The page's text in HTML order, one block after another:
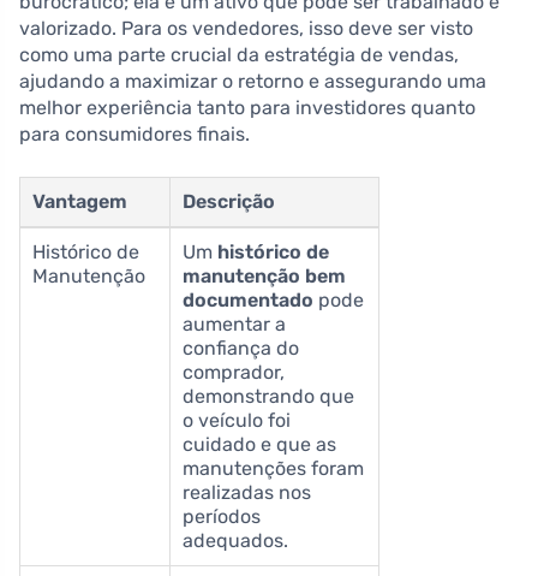
valorizado. Para os vendedores, isso deve ser visto
como uma parte crucial da estratégia de vendas,
ajudando a maximizar o retorno e assegurando uma
melhor experiência tanto para investidores quanto
para consumidores finais.
Vantagem Descrição
Histórico de
Manutenção
Um histórico de
manutenção bem
documentado pode
aumentar a
confiança do
comprador,
demonstrando que
o veículo foi
cuidado e que as
manutenções foram
realizadas nos
períodos
adequados.